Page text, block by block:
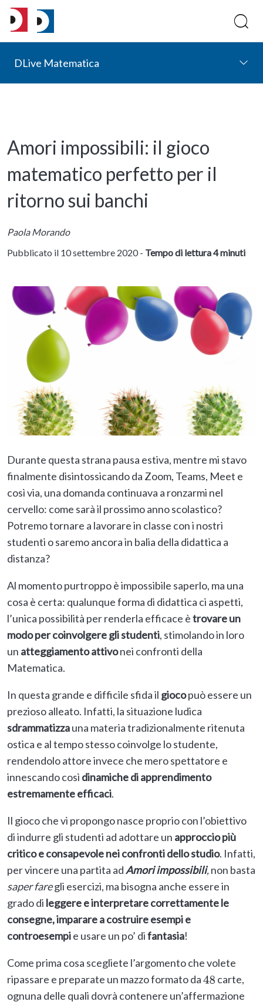
DLive Matematica
Amori impossibili: il gioco
matematico perfetto per il
ritorno sui banchi
Paola Morando
Pubblicato il 10 settembre 2020 - Tempo di lettura 4 minuti
Durante questa strana pausa estiva, mentre mi stavo
finalmente disintossicando da Zoom, Teams, Meet e
così via, una domanda continuava a ronzarmi nel
cervello: come sarà il prossimo anno scolastico?
Potremo tornare a lavorare in classe con i nostri
studenti o saremo ancora in balia della didattica a
distanza?
Al momento purtroppo è impossibile saperlo, ma una
cosa è certa: qualunque forma di didattica ci aspetti,
l’unica possibilità per renderla efficace ètrovare un
modo per coinvolgere gli studenti, stimolando in loro
un atteggiamento attivonei confronti della
Matematica.
In questa grande e difficile sfida il giocopuò essere un
prezioso alleato. Infatti, la situazione ludica
sdrammatizzauna materia tradizionalmente ritenuta
ostica e al tempo stesso coinvolge lo studente,
rendendolo attore invece che mero spettatore e
innescando così dinamiche di apprendimento
estremamente efficaci.
Il gioco che vi propongo nasce proprio con l’obiettivo
di indurre gli studenti ad adottare un approccio più
critico e consapevole nei confronti dello studio. Infatti,
per vincere una partita adAmori impossibili,non basta
saper faregli esercizi, ma bisogna anche essere in
grado di leggere e interpretare correttamentele
consegne,imparare a costruire esempi e
controesempie usare un po’ difantasia!
Come prima cosa scegliete l’argomento che volete
ripassare e preparate un mazzo formato da48 carte,
ognuna delle quali dovrà contenere un’affermazione